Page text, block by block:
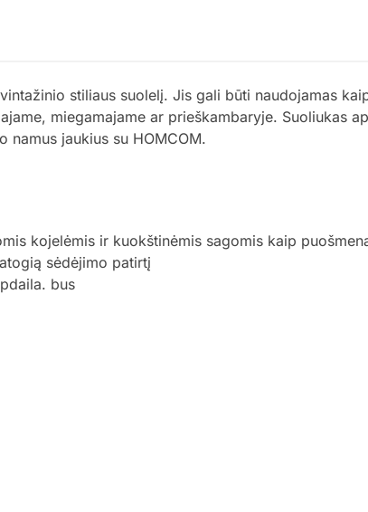
stiliaus suolelį. Jis gali būti naudojamas
miegamajame ar prieškambaryje. Suoliukas
namus jaukius su HOMCOM.
kojelėmis ir kuokštinėmis sagomis kaip
sėdėjimo patirtį
bus